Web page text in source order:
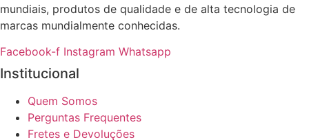
mundiais, produtos de qualidade e de alta tecnologia de
marcas mundialmente conhecidas.
Facebook-f Instagram Whatsapp
Institucional
Quem Somos
Perguntas Frequentes
Fretes e Devoluções